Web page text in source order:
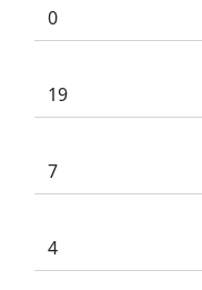
0
19
7
4